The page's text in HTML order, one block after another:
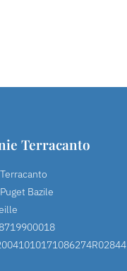
Terracanto
Bazile